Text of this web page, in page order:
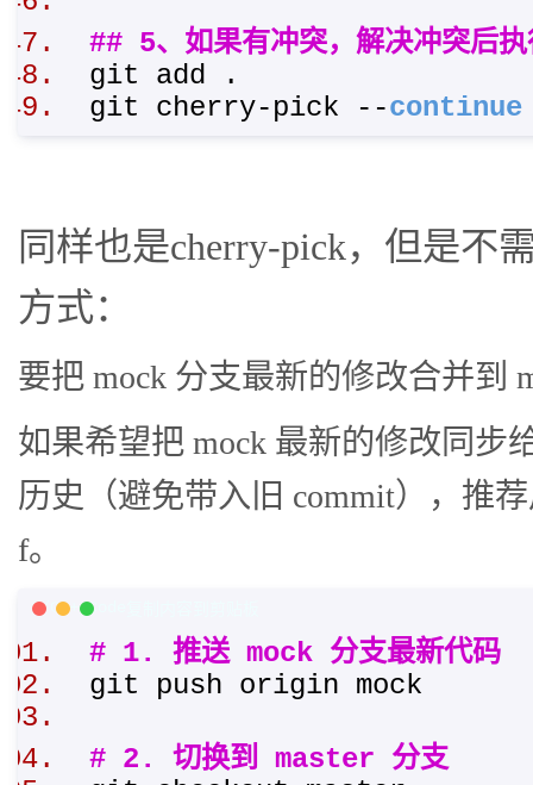
## 5、如果有冲突，解决冲突后执
git add .
git cherry-pick --continue
同样也是cherry-pick，但是不
方式：
要把 mock 分支最新的修改合并到
如果希望把 mock 最新的修改同步
历史（避免带入旧 commit），推荐
f。
C/C++ Code
# 1. 推送 mock 分支最新代码
git push origin mock
# 2. 切换到 master 分支